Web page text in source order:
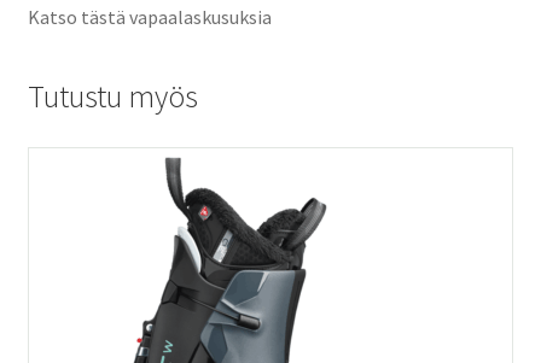
Katso tästä vapaalaskusuksia
Tutustu myös